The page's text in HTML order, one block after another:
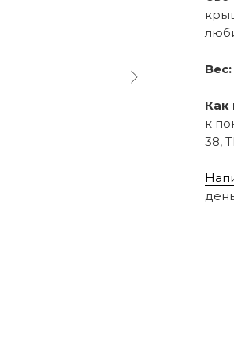
Вес:
Как
к
38,